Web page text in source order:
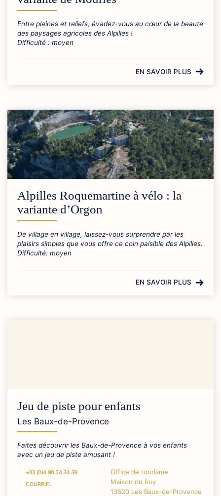
Entre plaines et reliefs, évadez-vous au cœur de la beauté
des paysages agricoles des Alpilles !
Difficulté : moyen
EN SAVOIR PLUS
Alpilles Roquemartine à vélo : la
variante d’Orgon
De village en village, laissez-vous surprendre par les
plaisirs simples que vous offre ce coin paisible des Alpilles.
Difficulté: moyen
EN SAVOIR PLUS
Jeu de piste pour enfants
Les Baux-de-Provence
Faites découvrir les Baux-de-Provence à vos enfants
avec un jeu de piste amusant !
+33 (0)4 90 54 34 39
COURRIEL
Office de tourisme
Maison du Roy
13520 Les Baux-de-Provence